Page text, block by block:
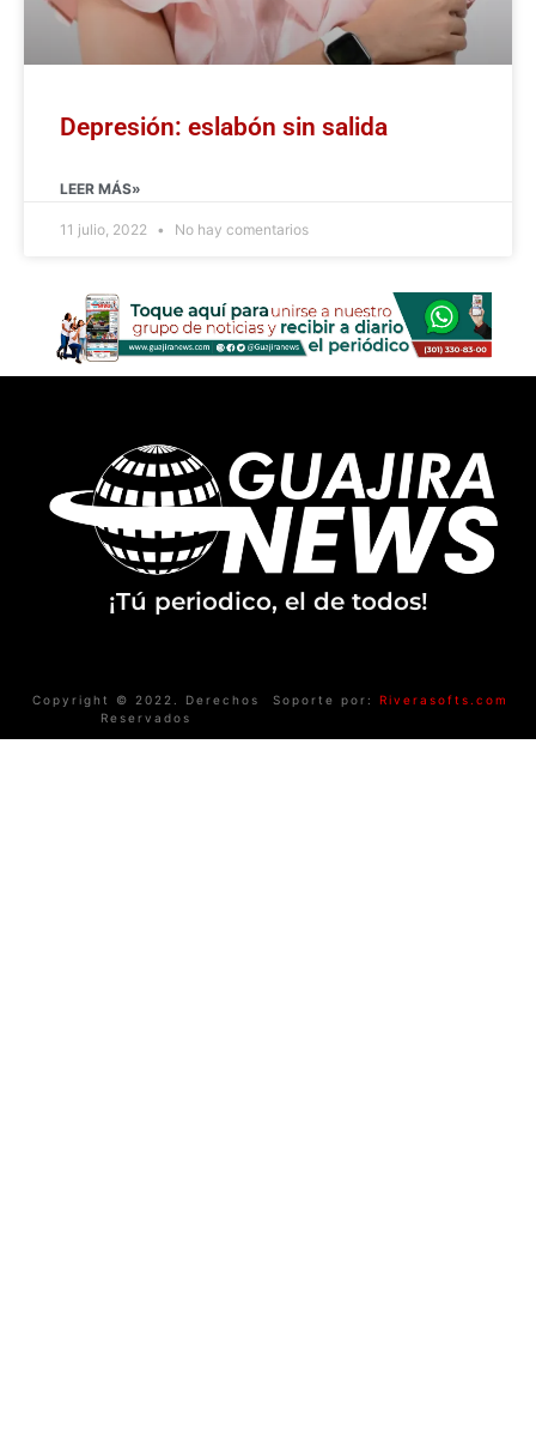
Depresión: eslabón sin salida
LEER MÁS»
11 julio, 2022 No hay comentarios
¡Tú periodico, el de todos!
Copyright © 2022. Derechos
Reservados
Soporte por: Riverasofts.com